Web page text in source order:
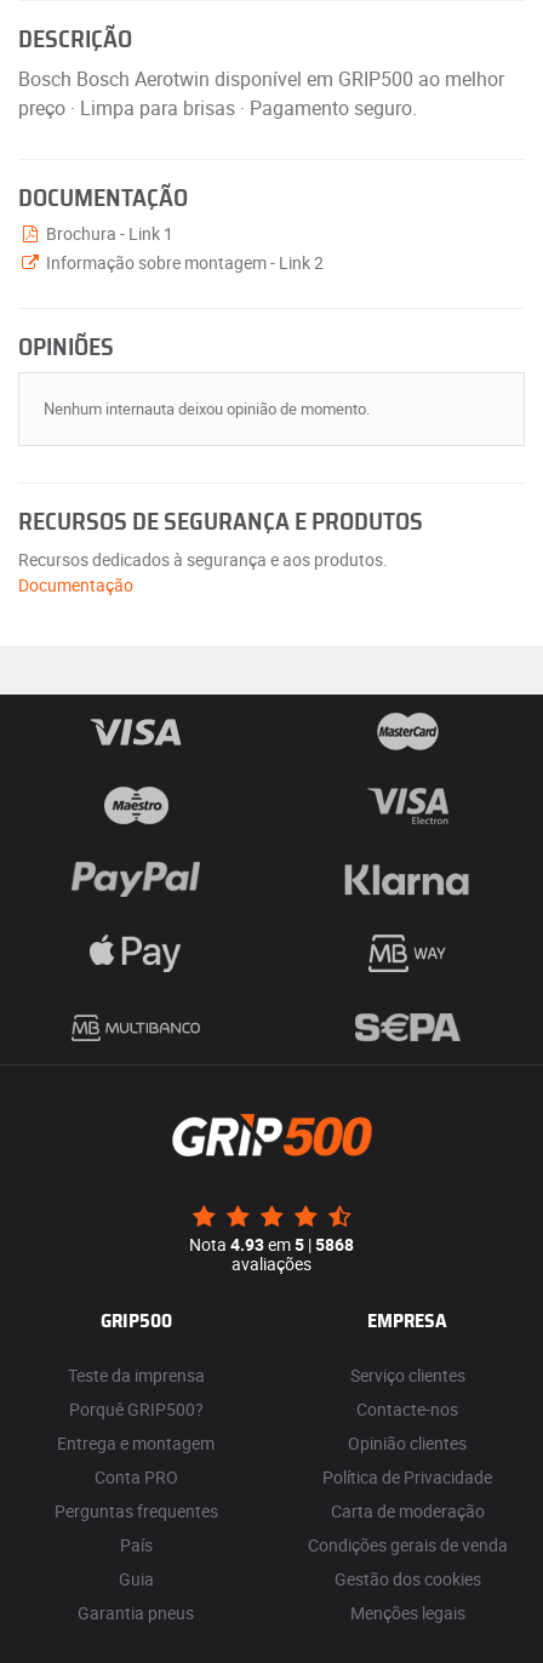
DESCRIÇÃO
Bosch Bosch Aerotwin disponível em GRIP500 ao melhor
preço · Limpa para brisas · Pagamento seguro.
DOCUMENTAÇÃO
Brochura - Link 1
Informação sobre montagem - Link 2
OPINIÕES
Nenhum internauta deixou opinião de momento.
RECURSOS DE SEGURANÇA E PRODUTOS
Recursos dedicados à segurança e aos produtos.
Documentação
Nota 4.93em5 |5868
avaliações
GRIP500
Teste da imprensa
Porquê GRIP500?
Entrega e montagem
Conta PRO
Perguntas frequentes
País
Guia
Garantia pneus
EMPRESA
Serviço clientes
Contacte-nos
Opinião clientes
Política de Privacidade
Carta de moderação
Condições gerais de venda
Gestão dos cookies
Menções legais